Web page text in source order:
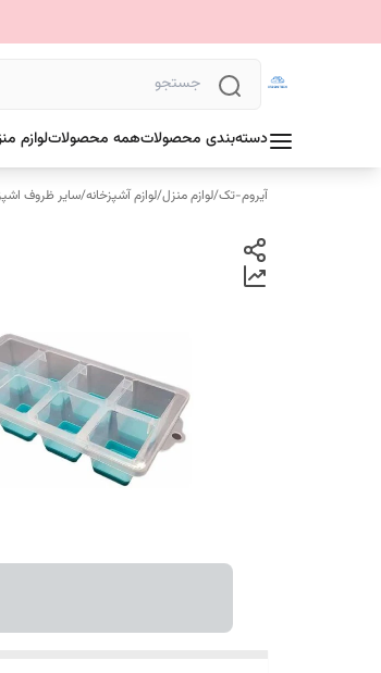
دسته‌بندی محصولاتهمه محصولاتلوازم
آیروم-تک/لوازم منزل/لوازم آشپزخانه/سایر ظروف